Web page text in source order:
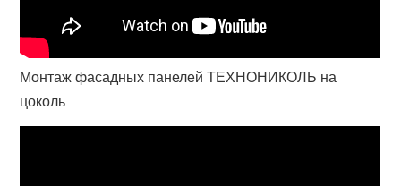
Монтаж фасадных панелей ТЕХНОНИКОЛЬ на
цоколь